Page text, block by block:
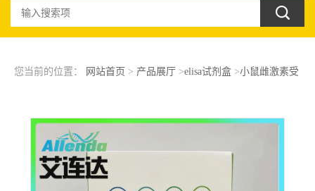
您当前的位置： 网站首页 > 产品展厅 >elisa试剂盒>小鼠雌激素受